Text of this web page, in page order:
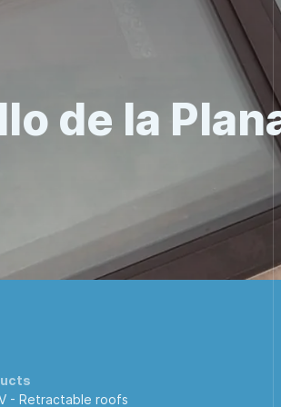
de la
- Retractable roofs